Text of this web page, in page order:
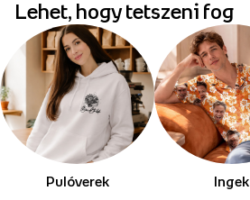
Lehet, hogy tetszeni fog
Pulóverek Ingek